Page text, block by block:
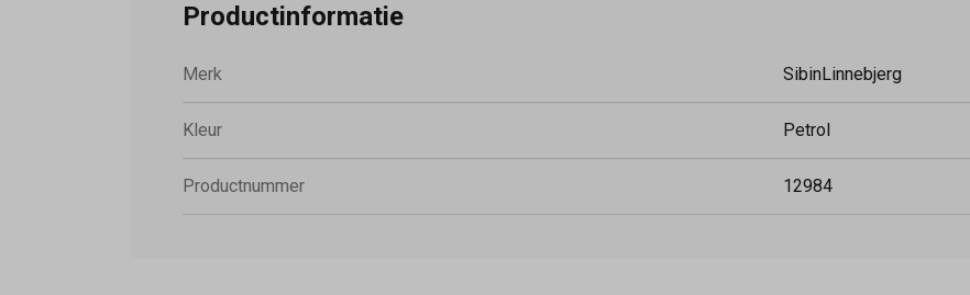
Productinformatie
Merk SibinLinnebjerg
Kleur Petrol
Productnummer 12984